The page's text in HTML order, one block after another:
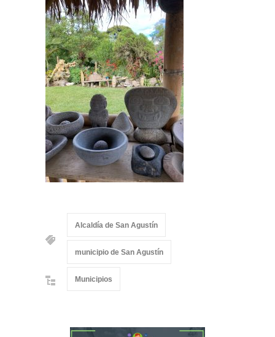
Alcaldía de San Agustín
municipio de San Agustín
Municipios